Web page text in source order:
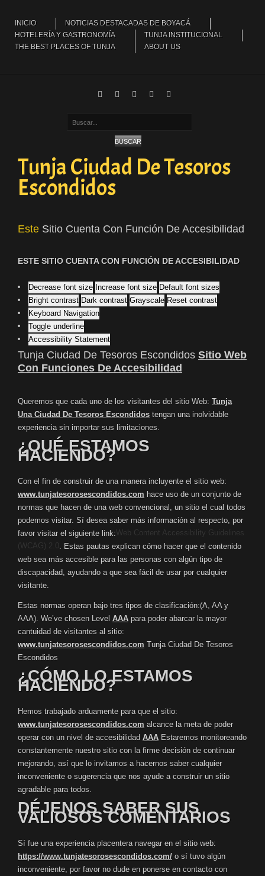
INICIO
NOTICIAS DESTACADAS DE BOYACÁ
HOTELERÍA Y GASTRONOMÍA
TUNJA INSTITUCIONAL
THE BEST PLACES OF TUNJA
ABOUT US
Buscar...
BUSCAR
Tunja Ciudad De Tesoros
Escondidos
Este Sitio Cuenta Con Función De Accesibilidad
ESTE SITIO CUENTA CON FUNCIÓN DE ACCESIBILIDAD
Decrease font size Increase font size Default font sizes
Bright contrast Dark contrast Grayscale Reset contrast
Keyboard Navigation
Toggle underline
Accessibility Statement
Tunja Ciudad De Tesoros Escondidos Sitio Web
Con Funciones De Accesibilidad
Queremos que cada uno de los visitantes del sitio Web: Tunja
Una Ciudad De Tesoros Escondidos tengan una inolvidable
experiencia sin importar sus limitaciones.
¿QUÉ ESTAMOS
HACIENDO?
Con el fin de construir de una manera incluyente el sitio web:
www.tunjatesorosescondidos.com hace uso de un conjunto de
normas que hacen de una web convencional, un sitio el cual todos
podemos visitar. Sí desea saber más información al respecto, por
favor visitar el siguiente link:Web Content Accessibility Guidelines
(WCAG) 2.0 . Estas pautas explican cómo hacer que el contenido
web sea más accesible para las personas con algún tipo de
discapacidad, ayudando a que sea fácil de usar por cualquier
visitante.
Estas normas operan bajo tres tipos de clasificación:(A, AA y
AAA). We’ve chosen Level AAA para poder abarcar la mayor
cantuidad de visitantes al sitio:
www.tunjatesorosescondidos.com Tunja Ciudad De Tesoros
Escondidos
¿CÓMO LO ESTAMOS
HACIENDO?
Hemos trabajado arduamente para que el sitio:
www.tunjatesorosescondidos.com alcance la meta de poder
operar con un nivel de accesibilidad AAA Estaremos monitoreando
constantemente nuestro sitio con la firme decisión de continuar
mejorando, así que lo invitamos a hacernos saber cualquier
inconveniente o sugerencia que nos ayude a construir un sitio
agradable para todos.
DÉJENOS SABER SUS
VALIOSOS COMENTARIOS
Sí fue una experiencia placentera navegar en el sitio web:
https://www.tunjatesorosescondidos.com/ o sí tuvo algún
inconveniente, por favor no dude en ponerse en contacto con